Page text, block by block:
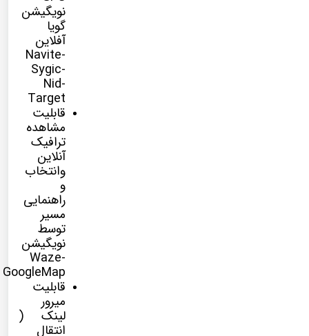
نویگیشن
گویا
آفلاین
Navite-
Sygic-
Nid-
Target
قابلیت
مشاهده
ترافیک
آنلاین
وانتخاب
و
راهنمایی
مسیر
توسط
نویگیشن
Waze-
GoogleMap
قابلیت
میرور
لینک (
انتقال